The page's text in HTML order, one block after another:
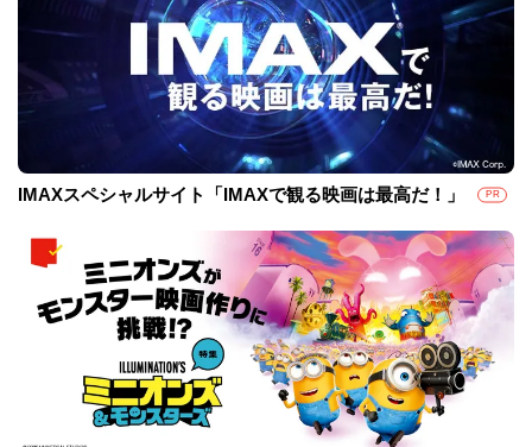
IMAXスペシャルサイト「IMAXで観る映画は最高だ！」 PR